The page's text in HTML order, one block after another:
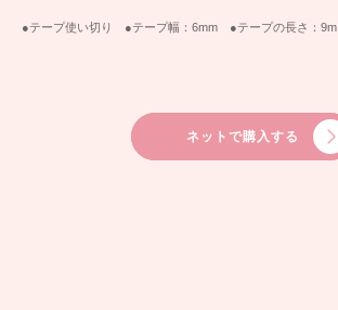
●テープ使い切り ●テープ幅：6mm ●テープの長さ：9m
ネットで購入する